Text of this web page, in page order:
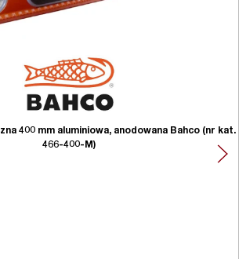
400 mm aluminiowa, anodowana Bahco (nr kat.
466-400-M)